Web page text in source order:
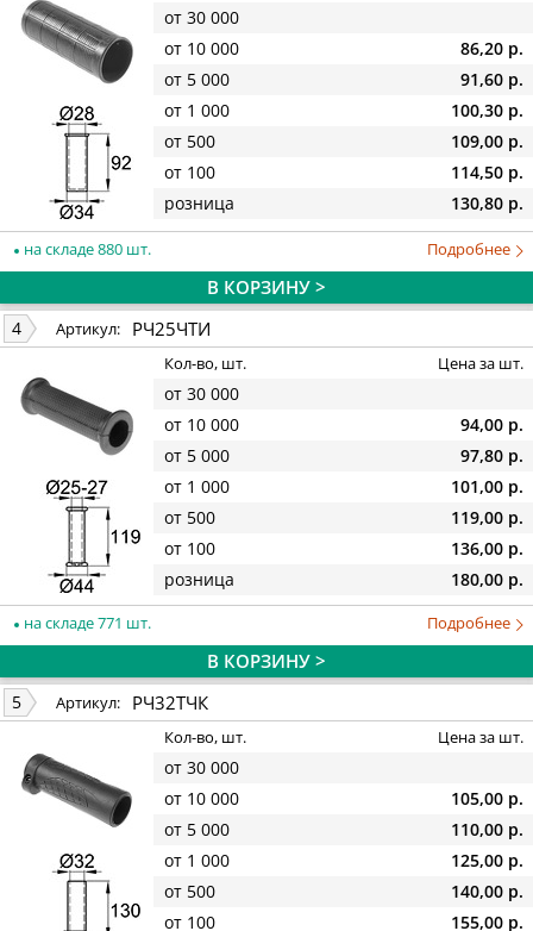
от 30 000
от 10 000
86,20 р.
от 5 000
91,60 р.
от 1 000
100,30 р.
от 500
109,00 р.
от 100
114,50 р.
розница
130,80 р.
на складе 880 шт. Подробнее
В КОРЗИНУ >
4 Артикул: РЧ25ЧТИ
Кол-во, шт. Цена за шт.
от 30 000
от 10 000
94,00 р.
от 5 000
97,80 р.
от 1 000
101,00 р.
от 500
119,00 р.
от 100
136,00 р.
розница
180,00 р.
на складе 771 шт. Подробнее
В КОРЗИНУ >
5 Артикул: РЧ32ТЧК
Кол-во, шт. Цена за шт.
от 30 000
от 10 000
105,00 р.
от 5 000
110,00 р.
от 1 000
125,00 р.
от 500
140,00 р.
от 100
155,00 р.